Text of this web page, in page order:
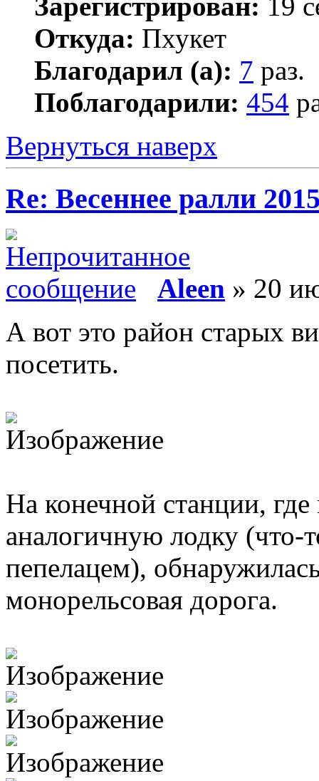
Откуда: Пхукет
Благодарил (а): 7 раз.
Поблагодарили: 454
Вернуться наверх
Re: Весеннее ралли
Aleen » 20
А вот это район старых
посетить.
На конечной станции,
аналогичную лодку (что-
пепелацем),
монорельсовая дорога.